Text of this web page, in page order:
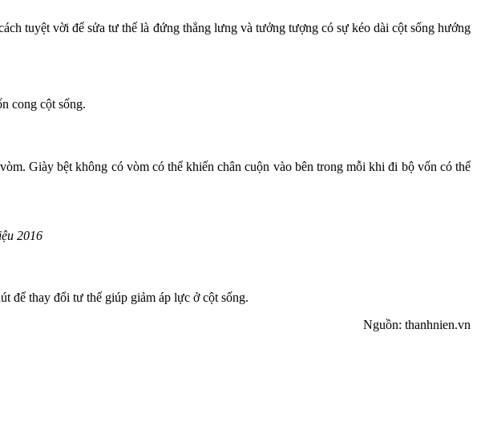
tuyệt vời để sửa tư thế là đứng thẳng lưng và tưởng tượng có sự kéo dài cột sống hướng
cong cột sống.
Giày bệt không có vòm có thể khiến chân cuộn vào bên trong mỗi khi đi bộ vốn có thể
2016
để thay đổi tư thế giúp giảm áp lực ở cột sống.
Nguồn: thanhnien.vn